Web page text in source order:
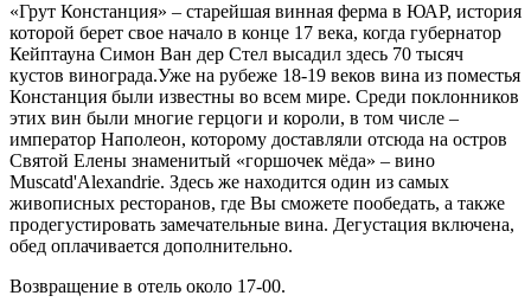
«Грут Констанция» – старейшая винная ферма в ЮАР, история
которой берет свое начало в конце 17 века, когда губернатор
Кейптауна Симон Ван дер Стел высадил здесь 70 тысяч
кустов винограда.Уже на рубеже 18-19 веков вина из поместья
Констанция были известны во всем мире. Среди поклонников
этих вин были многие герцоги и короли, в том числе –
император Наполеон, которому доставляли отсюда на остров
Святой Елены знаменитый «горшочек мёда» – вино
Muscatd'Alexandrie. Здесь же находится один из самых
живописных ресторанов, где Вы сможете пообедать, а также
продегустировать замечательные вина. Дегустация включена,
обед оплачивается дополнительно.
Возвращение в отель около 17-00.